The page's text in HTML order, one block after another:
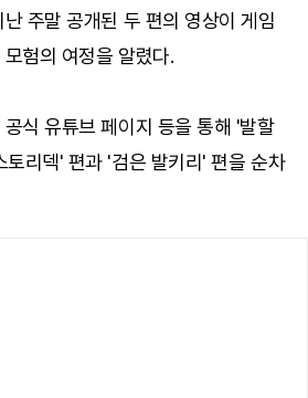
주말 공개된 두 편의 영상이 게임
험의 여정을 알렸다.
식 유튜브 페이지 등을 통해 '발할
토리덱' 편과 '검은 발키리' 편을 순차